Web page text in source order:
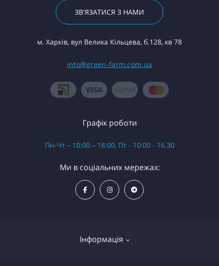
ЗВ'ЯЗАТИСЯ З НАМИ
м. Харків, вул Велика Кільцева, б.128, кв 78
info@green-farm.com.ua
Інформація
Графік роботи
Пн-Чт – 10:00 – 18:00, Пт - 10:00 - 16.30
Ми в соціальних мережах: